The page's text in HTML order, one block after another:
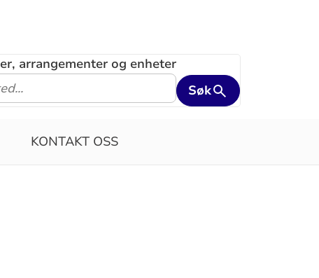
arrangementer og enheter
Søk
KONTAKT OSS